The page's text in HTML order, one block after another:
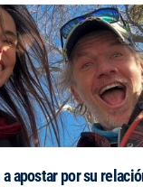
apostar por su